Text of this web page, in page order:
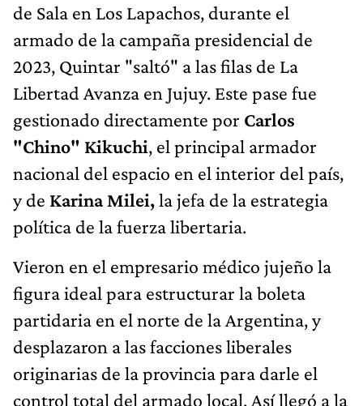
de Sala en Los Lapachos, durante el
armado de la campaña presidencial de
2023, Quintar "saltó" a las filas de La
Libertad Avanza en Jujuy. Este pase fue
gestionado directamente por Carlos
"Chino" Kikuchi, el principal armador
nacional del espacio en el interior del país,
y de Karina Milei,la jefa de la estrategia
política de la fuerza libertaria.
Vieron en el empresario médico jujeño la
figura ideal para estructurar la boleta
partidaria en el norte de la Argentina, y
desplazaron a las facciones liberales
originarias de la provincia para darle el
control total del armado local. Así llegó a la